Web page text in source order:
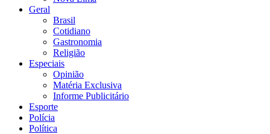
Geral
Brasil
Cotidiano
Gastronomia
Religião
Especiais
Opinião
Matéria Exclusiva
Informe Publicitário
Esporte
Polícia
Política